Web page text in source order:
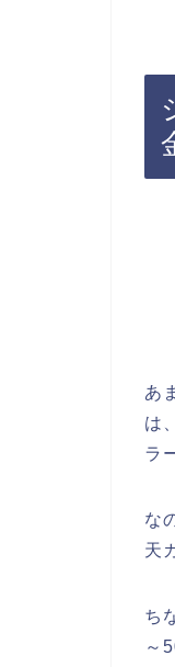
あ
は
ラ
な
天
ち
～